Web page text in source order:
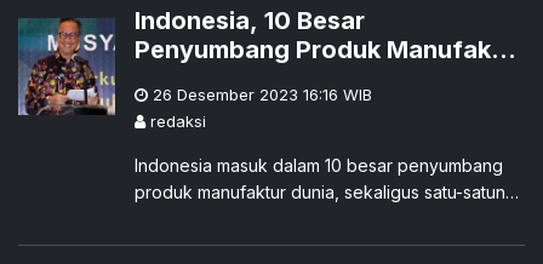
negara itu "untuk memperluas gencatan senjata
sementara" dan "membangun kepercayaan
untuk mengadakan dialog yang inklusif."
Indonesia, 10 Besar
Penyumbang Produk Manufaktur
26 Desember 2023 16:16 WIB
redaksi
Indonesia masuk dalam 10 besar penyumbang
produk manufaktur dunia, sekaligus satu-satunya
safeguardglobal.com.